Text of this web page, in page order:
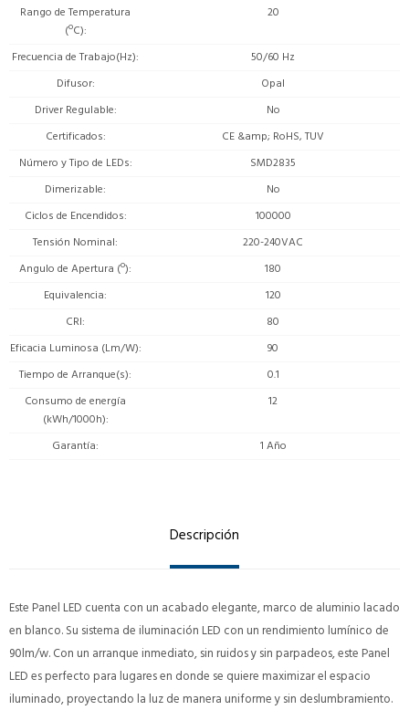
Rango de Temperatura
(ºC)
20
Frecuencia de Trabajo(Hz)
50/60 Hz
Difusor
Opal
Driver Regulable
No
Certificados
CE &amp; RoHS, TUV
Número y Tipo de LEDs
SMD2835
Dimerizable
No
Ciclos de Encendidos
100000
Tensión Nominal
220-240VAC
Angulo de Apertura (º)
180
Equivalencia
120
CRI
80
Eficacia Luminosa (Lm/W)
90
Tiempo de Arranque(s)
0.1
Consumo de energía
(kWh/1000h)
12
Garantía 1 Año
Descripción
Este Panel LED cuenta con un acabado elegante, marco de aluminio lacado
en blanco. Su sistema de iluminación LED con un rendimiento lumínico de
90lm/w. Con un arranque inmediato, sin ruidos y sin parpadeos, este Panel
LED es perfecto para lugares en donde se quiere maximizar el espacio
iluminado, proyectando la luz de manera uniforme y sin deslumbramiento.